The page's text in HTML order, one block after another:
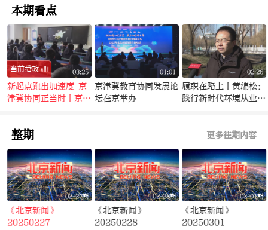
本期看点
03:25
当前播放
新起点跑出加速度 京
津冀协同正当时丨京津
01:01
京津冀教育协同发展论
坛在京举办
02:26
履职在路上丨黄绵松：
践行新时代环境从业者
整期 更多往期内容
02-27期
《北京新闻》
20250227
02-28期
《北京新闻》
20250228
03-01期
《北京新闻》
20250301